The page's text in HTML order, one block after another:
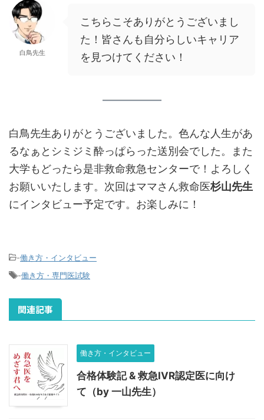
白鳥先生
こちらこそありがとうございまし
た！皆さんも自分らしいキャリア
を見つけてください！
白鳥先生ありがとうございました。色んな人生があ
るなぁとシミジミ酔っぱらった送別会でした。また
大学もどったら是非救命救急センターで！よろしく
お願いいたします。次回はママさん救命医杉山先生
にインタビュー予定です。お楽しみに！
-働き方・インタビュー
-働き方・専門医試験
関連記事
働き方・インタビュー
合格体験記 & 救急IVR認定医に向け
て（by 一山先生）